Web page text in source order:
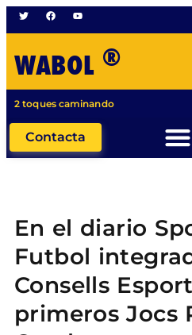
WABOL ®
2 toques caminando
Contacta
En el diario
Futbol
Consells
primeros Jocs